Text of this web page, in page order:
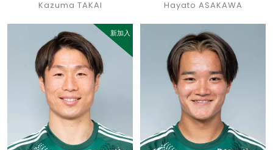
Kazuma TAKAI Hayato ASAKAWA
新加入